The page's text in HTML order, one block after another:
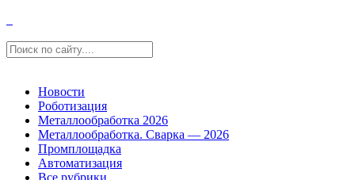
Новости
Роботизация
Металлообработка 2026
Металлообработка. Сварка — 2026
Промплощадка
Автоматизация
Все рубрики